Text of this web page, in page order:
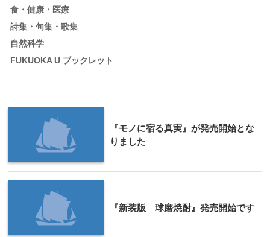
食・健康・医療
詩集・句集・歌集
自然科学
FUKUOKA U ブックレット
『モノに宿る真実』が発売開始とな
りました
『新装版 球磨焼酎』発売開始です